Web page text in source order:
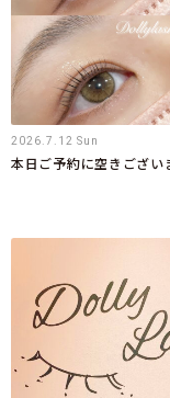
2026.7.12 Sun
本日ご予約に空きござい